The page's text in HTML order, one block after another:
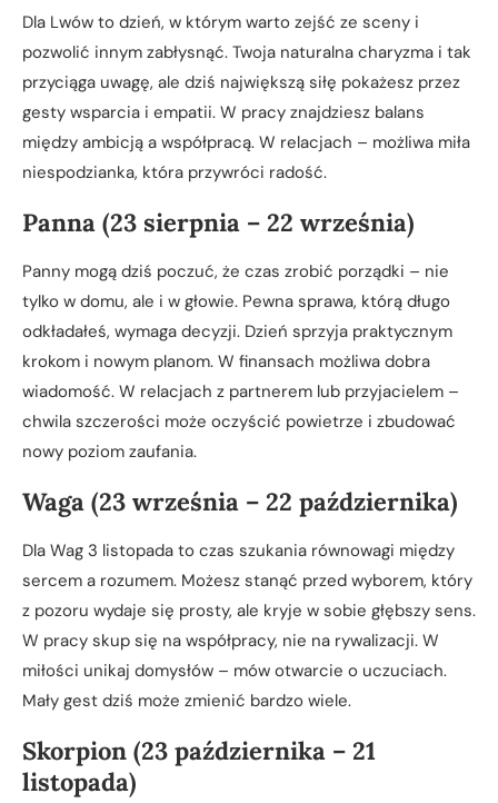
Dla Lwów to dzień, w którym warto zejść ze sceny i
pozwolić innym zabłysnąć. Twoja naturalna charyzma i tak
przyciąga uwagę, ale dziś największą siłę pokażesz przez
gesty wsparcia i empatii. W pracy znajdziesz balans
między ambicją a współpracą. W relacjach – możliwa miła
niespodzianka, która przywróci radość.
Panna (23 sierpnia – 22 września)
Panny mogą dziś poczuć, że czas zrobić porządki – nie
tylko w domu, ale i w głowie. Pewna sprawa, którą długo
odkładałeś, wymaga decyzji. Dzień sprzyja praktycznym
krokom i nowym planom. W finansach możliwa dobra
wiadomość. W relacjach z partnerem lub przyjacielem –
chwila szczerości może oczyścić powietrze i zbudować
nowy poziom zaufania.
Waga (23 września – 22 października)
Dla Wag 3 listopada to czas szukania równowagi między
sercem a rozumem. Możesz stanąć przed wyborem, który
z pozoru wydaje się prosty, ale kryje w sobie głębszy sens.
W pracy skup się na współpracy, nie na rywalizacji. W
miłości unikaj domysłów – mów otwarcie o uczuciach.
Mały gest dziś może zmienić bardzo wiele.
Skorpion (23 października – 21
listopada)